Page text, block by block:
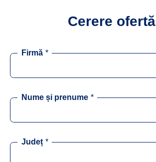
Cerere ofertă
Firmă *
Nume și prenume *
Județ *